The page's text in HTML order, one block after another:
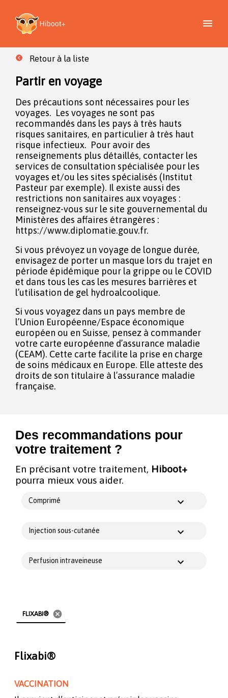
Retour à la liste
Partir en voyage
Des précautions sont nécessaires pour les
voyages. Les voyages ne sont pas
recommandés dans les pays à très hauts
risques sanitaires, en particulier à très haut
risque infectieux. Pour avoir des
renseignements plus détaillés, contacter les
services de consultation spécialisée pour les
voyages et/ou les sites spécialisés (Institut
Pasteur par exemple). Il existe aussi des
restrictions non sanitaires aux voyages :
renseignez-vous sur le site gouvernemental du
Ministères des affaires étrangères :
https://www.diplomatie.gouv.fr.
Si vous prévoyez un voyage de longue durée,
envisagez de porter un masque lors du trajet en
période épidémique pour la grippe ou le COVID
et dans tous les cas les mesures barrières et
l’utilisation de gel hydroalcoolique.
Si vous voyagez dans un pays membre de
l’Union Européenne/Espace économique
européen ou en Suisse, pensez à commander
votre carte européenne d’assurance maladie
(CEAM). Cette carte facilite la prise en charge
de soins médicaux en Europe. Elle atteste des
droits de son titulaire à l’assurance maladie
française.
Des recommandations pour
votre traitement ?
En précisant votre traitement, Hiboot+
pourra mieux vous aider.
Comprimé
Injection sous-cutanée
Perfusion intraveineuse
FLIXABI® cancel
Flixabi®
VACCINATION